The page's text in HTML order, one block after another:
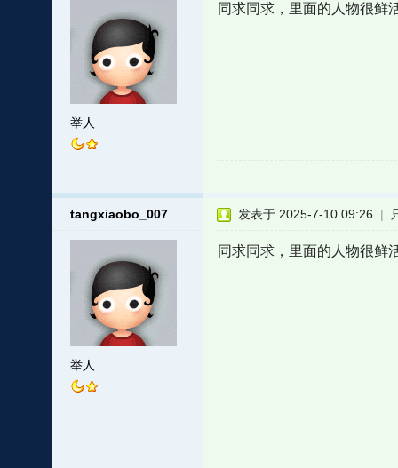
举人
同求同求，里面的人物很鲜
tangxiaobo_007
举人
发表于 2025-7-10 09:26 |
同求同求，里面的人物很鲜